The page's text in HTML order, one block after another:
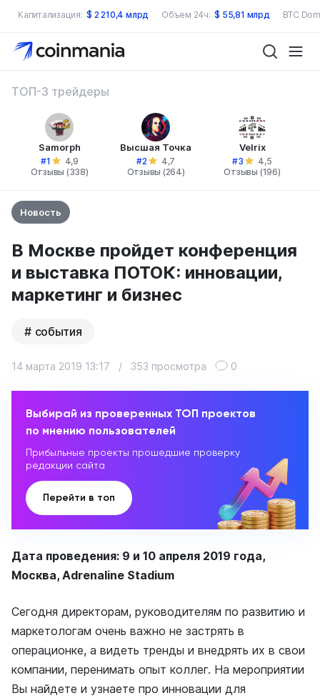
Капитализация: $ 2 210,4 млрд Объем 24ч: $ 55,81 млрд BTC
ТОП-3 трейдеры
Samorph
#1
4,9
Отзывы (338)
Высшая Точка
#2
4,7
Отзывы (264)
Velrix
#3
4,5
Отзывы (196)
Новость
В Москве пройдет конференция
и выставка ПОТОК: инновации,
маркетинг и бизнес
события
14 марта 2019 13:17 / 353 просмотра 0
Выбирай из проверенных ТОП проектов
по мнению пользователей
Прибыльные проекты прошедшие проверку
редакции сайта
Перейти в топ
Дата проведения: 9 и 10 апреля 2019 года,
Москва, Adrenaline Stadium
Сегодня директорам, руководителям по развитию и
маркетологам очень важно не застрять в
операционке, а видеть тренды и внедрять их в свои
компании, перенимать опыт коллег. На мероприятии
Вы найдете и узнаете про инновации для